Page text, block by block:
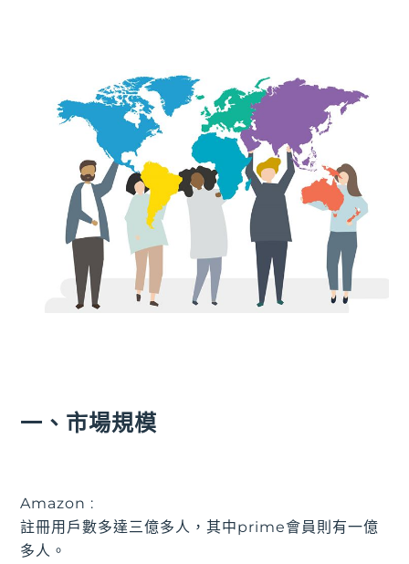
一、市場規模
Amazon :
註冊用戶數多達三億多人，其中prime會員則有一億
多人。